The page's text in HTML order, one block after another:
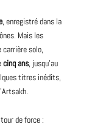
, enregistré dans la
Mais les
carrière solo,
cinq ans, jusqu’au
titres inédits,
de force :